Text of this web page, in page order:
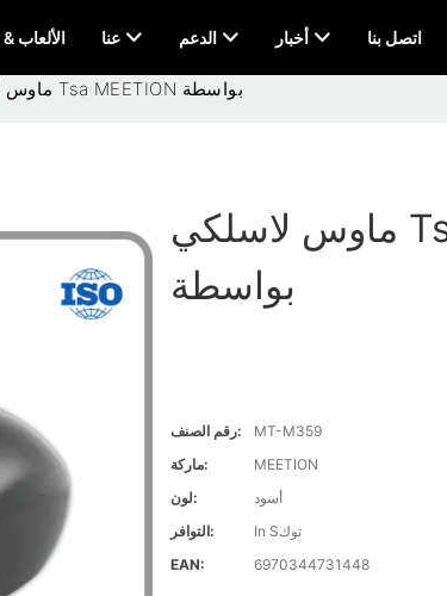
AI & الألعاب عنا الدعم أخبار اتصل بنا
ماوس لاسلكي Tsa MEETION بواسطة
ماوس لاسلكي Tsa MEETION
بواسطة
رقم الصنف:
MT-M359
ماركة:
MEETION
لون:
أسود
التوافر:
In Sتوك
EAN:
6970344731448